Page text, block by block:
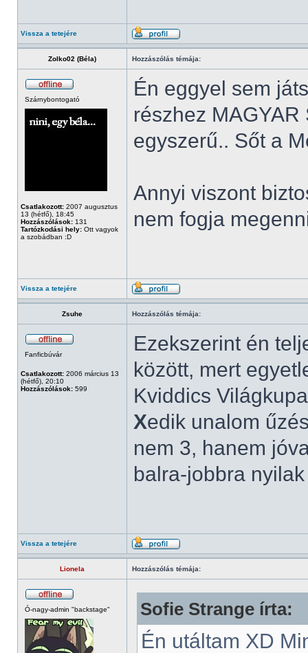
Vissza a tetejére
Zolko02 (Béla) Hozzászólás témája:
Szárnybontogató
Csatlakozott: 2007 augusztus
13 (hétfő), 18:45
Hozzászólások: 131
Tartózkodási hely: Ott vagyok
a szobádban :D
Én eggyel sem
részhez
egyszerű.. Sőt a
Annyi viszont
nem fogja
Vissza a tetejére
Zsuhe Hozzászólás témája:
Fanficbúvár
Csatlakozott: 2006 március 13
(hétfő), 20:10
Hozzászólások: 599
Ezekszerint én
között, mert
Kviddics
Xedik unalom
nem 3, hanem
balra-jobbra
Vissza a tetejére
Lionela Hozzászólás témája:
Ó-nagy-admin "backstage" Sofie Strange írta:
Én utáltam XD